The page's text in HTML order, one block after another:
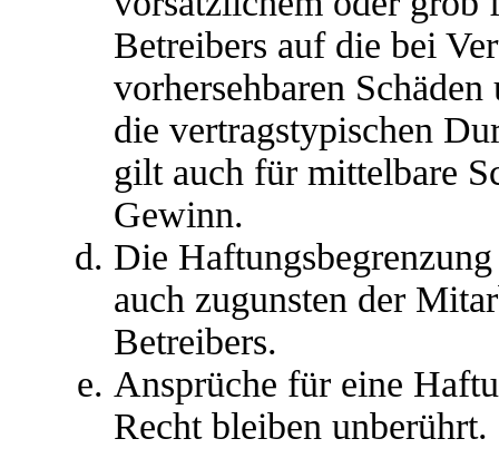
Betreibers auf die bei
vorhersehbaren
die vertragstypischen
gilt auch für mittelbare
Gewinn.
Die
auch zugunsten der
Betreibers.
Ansprüche für eine
Recht bleiben unberührt.